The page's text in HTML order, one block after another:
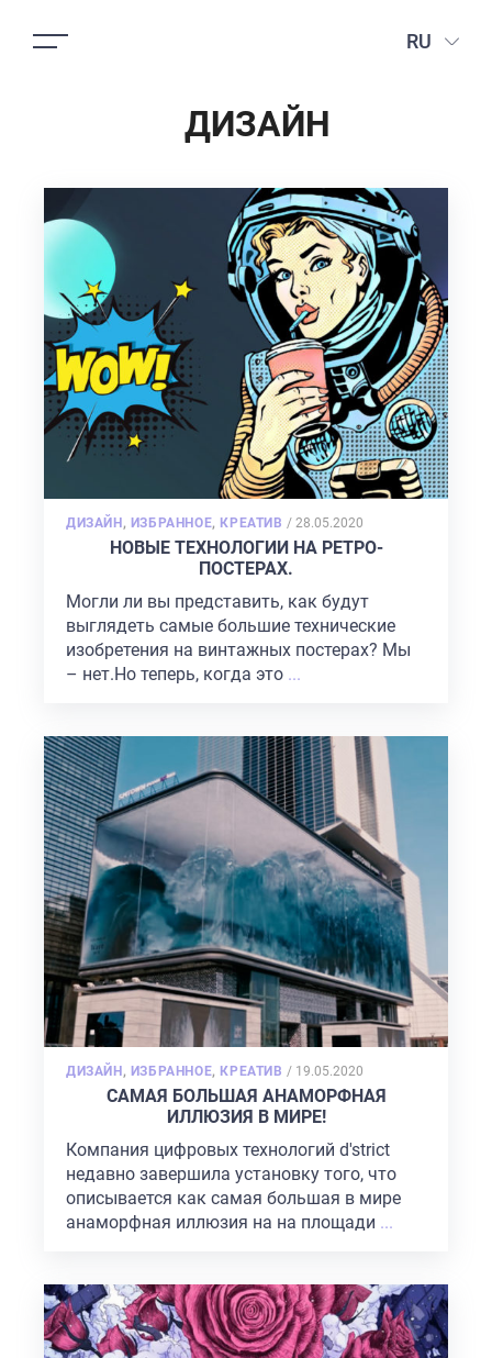
RU
ДИЗАЙН
ДИЗАЙН , ИЗБРАННОЕ, КРЕАТИВ /POSTED
ON
28.05.2020
НОВЫЕ ТЕХНОЛОГИИ НА РЕТРО-
ПОСТЕРАХ.
Могли ли вы представить, как будут
выглядеть самые большие технические
изобретения на винтажных постерах? Мы
– нет.Но теперь, когда это ...
ДИЗАЙН , ИЗБРАННОЕ, КРЕАТИВ / POSTED
ON
19.05.2020
САМАЯ БОЛЬШАЯ АНАМОРФНАЯ
ИЛЛЮЗИЯ В МИРЕ!
Компания цифровых технологий d'strict
недавно завершила установку того, что
описывается как самая большая в мире
анаморфная иллюзия на на площади ...